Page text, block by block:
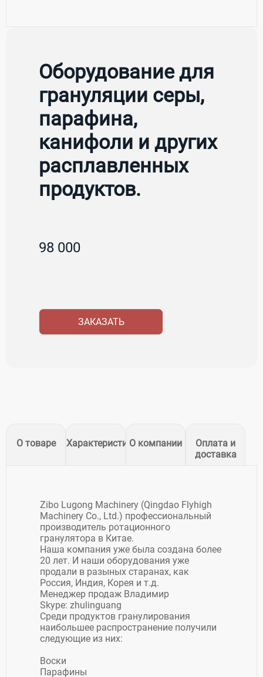
Оборудование для
грануляции серы,
парафина,
канифоли и других
расплавленных
продуктов.
98 000
ЗАКАЗАТЬ
О товаре ХарактеристикиО компании
Оплата и
доставка
Zibo Lugong Machinery (Qingdao Flyhigh
Machinery Co., Ltd.) профессиональный
производитель ротационного
гранулятора в Китае.
Наша компания уже была создана более
20 лет. И наши оборудования уже
продали в разыных старанах, как
Россия, Индия, Корея и т.д.
Менеджер продаж Владимир
Skype: zhulinguang
Среди продуктов гранулирования
наибольшее распространение получили
следующие из них:
Воски
Парафины